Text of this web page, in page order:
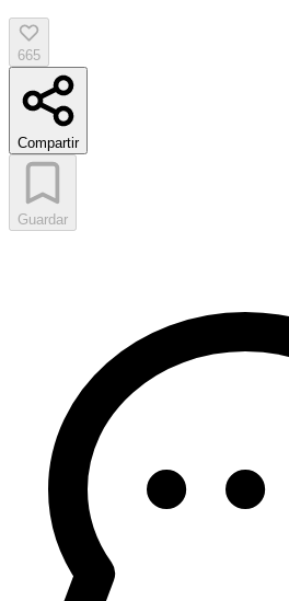
665
Compartir
Guardar